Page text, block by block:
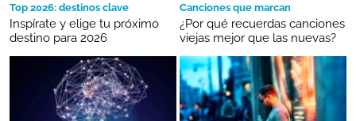
Top 2026: destinos clave
Inspírate y elige tu próximo
destino para 2026
Canciones que marcan
¿Por qué recuerdas canciones
viejas mejor que las nuevas?